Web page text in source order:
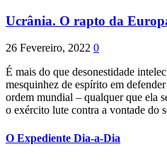
Ucrânia. O rapto da
26 Fevereiro, 2022 0
É mais do que desonestidade
mesquinhez de espírito em
ordem mundial – qualquer que ela
o exército lute contra a vontade do
O Expediente Dia-a-Dia